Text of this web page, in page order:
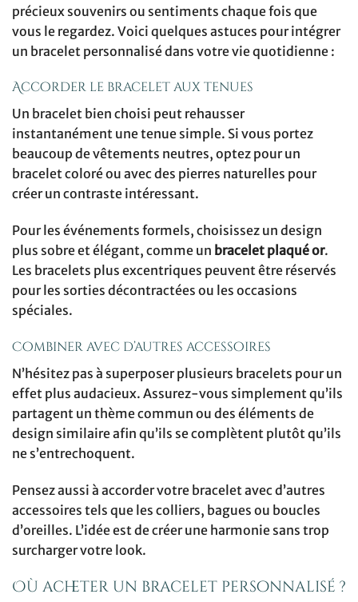
précieux souvenirs ou sentiments chaque fois que
vous le regardez. Voici quelques astuces pour intégrer
un bracelet personnalisé dans votre vie quotidienne :
Accorder le bracelet aux tenues
Un bracelet bien choisi peut rehausser
instantanément une tenue simple. Si vous portez
beaucoup de vêtements neutres, optez pour un
bracelet coloré ou avec des pierres naturelles pour
créer un contraste intéressant.
Pour les événements formels, choisissez un design
plus sobre et élégant, comme un bracelet plaqué or.
Les bracelets plus excentriques peuvent être réservés
pour les sorties décontractées ou les occasions
spéciales.
Combiner avec d’autres accessoires
N’hésitez pas à superposer plusieurs bracelets pour un
effet plus audacieux. Assurez-vous simplement qu’ils
partagent un thème commun ou des éléments de
design similaire afin qu’ils se complètent plutôt qu’ils
ne s’entrechoquent.
Pensez aussi à accorder votre bracelet avec d’autres
accessoires tels que les colliers, bagues ou boucles
d’oreilles. L’idée est de créer une harmonie sans trop
surcharger votre look.
Où acheter un bracelet personnalisé ?